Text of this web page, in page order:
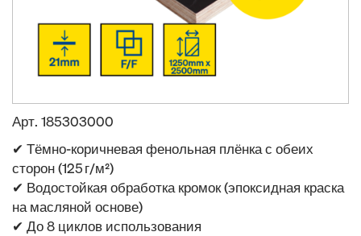
Арт. 185303000
✔ Тёмно-коричневая фенольная плёнка с обеих
сторон (125 г/м²)
✔ Водостойкая обработка кромок (эпоксидная краска
на масляной основе)
✔ До 8 циклов использования